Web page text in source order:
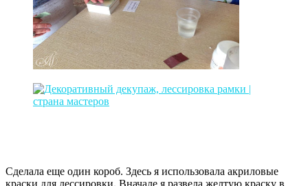
Сделала еще один короб. Здесь я использовала акриловые